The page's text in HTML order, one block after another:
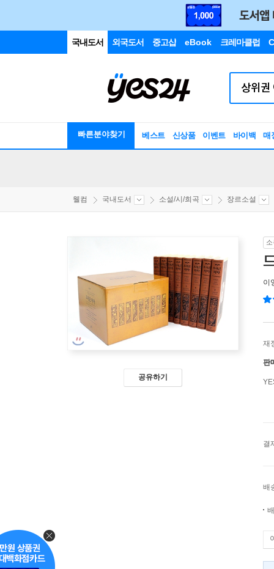
국내도서 외국도서 중고샵 eBook 크레마클럽
빠른분야찾기 베스트 신상품 이벤트 바이백 매
웰컴 국내도서 소설/시/희곡 장르소설
공유하기
이
재
판
결
배